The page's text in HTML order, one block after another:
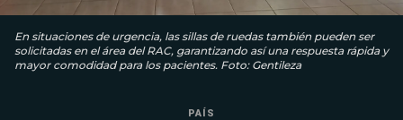
En situaciones de urgencia, las sillas de ruedas también pueden ser
solicitadas en el área del RAC, garantizando así una respuesta rápida y
mayor comodidad para los pacientes. Foto: Gentileza
PAÍS